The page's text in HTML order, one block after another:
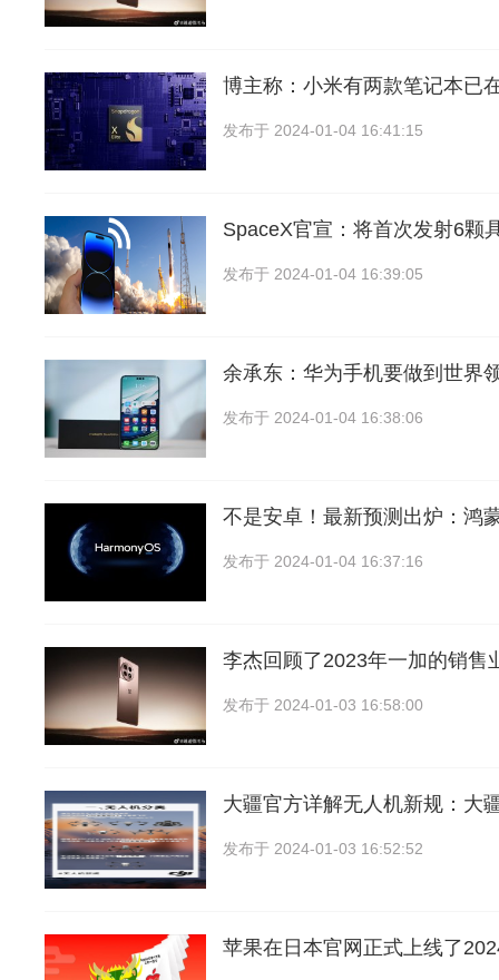
博主称：小米有两款笔记本已
发布于 2024-01-04 16:41:15
SpaceX官宣：将首次发射6颗
发布于 2024-01-04 16:39:05
余承东：华为手机要做到世界
发布于 2024-01-04 16:38:06
不是安卓！最新预测出炉：鸿
发布于 2024-01-04 16:37:16
李杰回顾了2023年一加的销售
发布于 2024-01-03 16:58:00
大疆官方详解无人机新规：大
发布于 2024-01-03 16:52:52
苹果在日本官网正式上线了